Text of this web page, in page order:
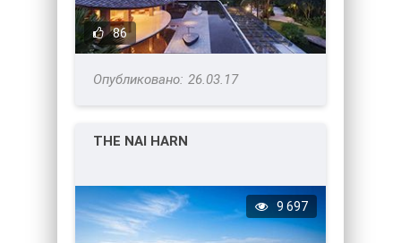
86
26.03.17
THE NAI HARN
9 697